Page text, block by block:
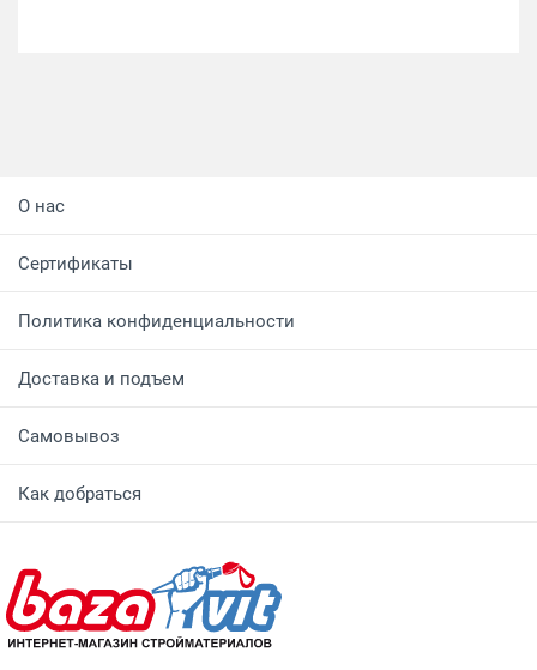
О нас
Сертификаты
Политика конфиденциальности
Доставка и подъем
Самовывоз
Как добраться